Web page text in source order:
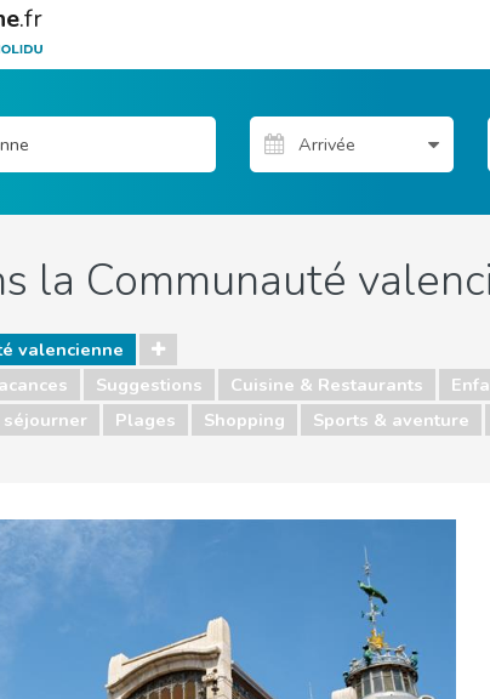
.fr
la Communauté
valencienne
Suggestions Cuisine & Restaurants
séjourner Plages Shopping Sports & aventure
Enfants & famille
nocturne & Bars